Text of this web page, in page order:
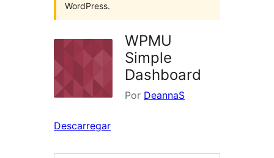
WordPress.
WPMU
Simple
Dashboard
Por DeannaS
Descarregar